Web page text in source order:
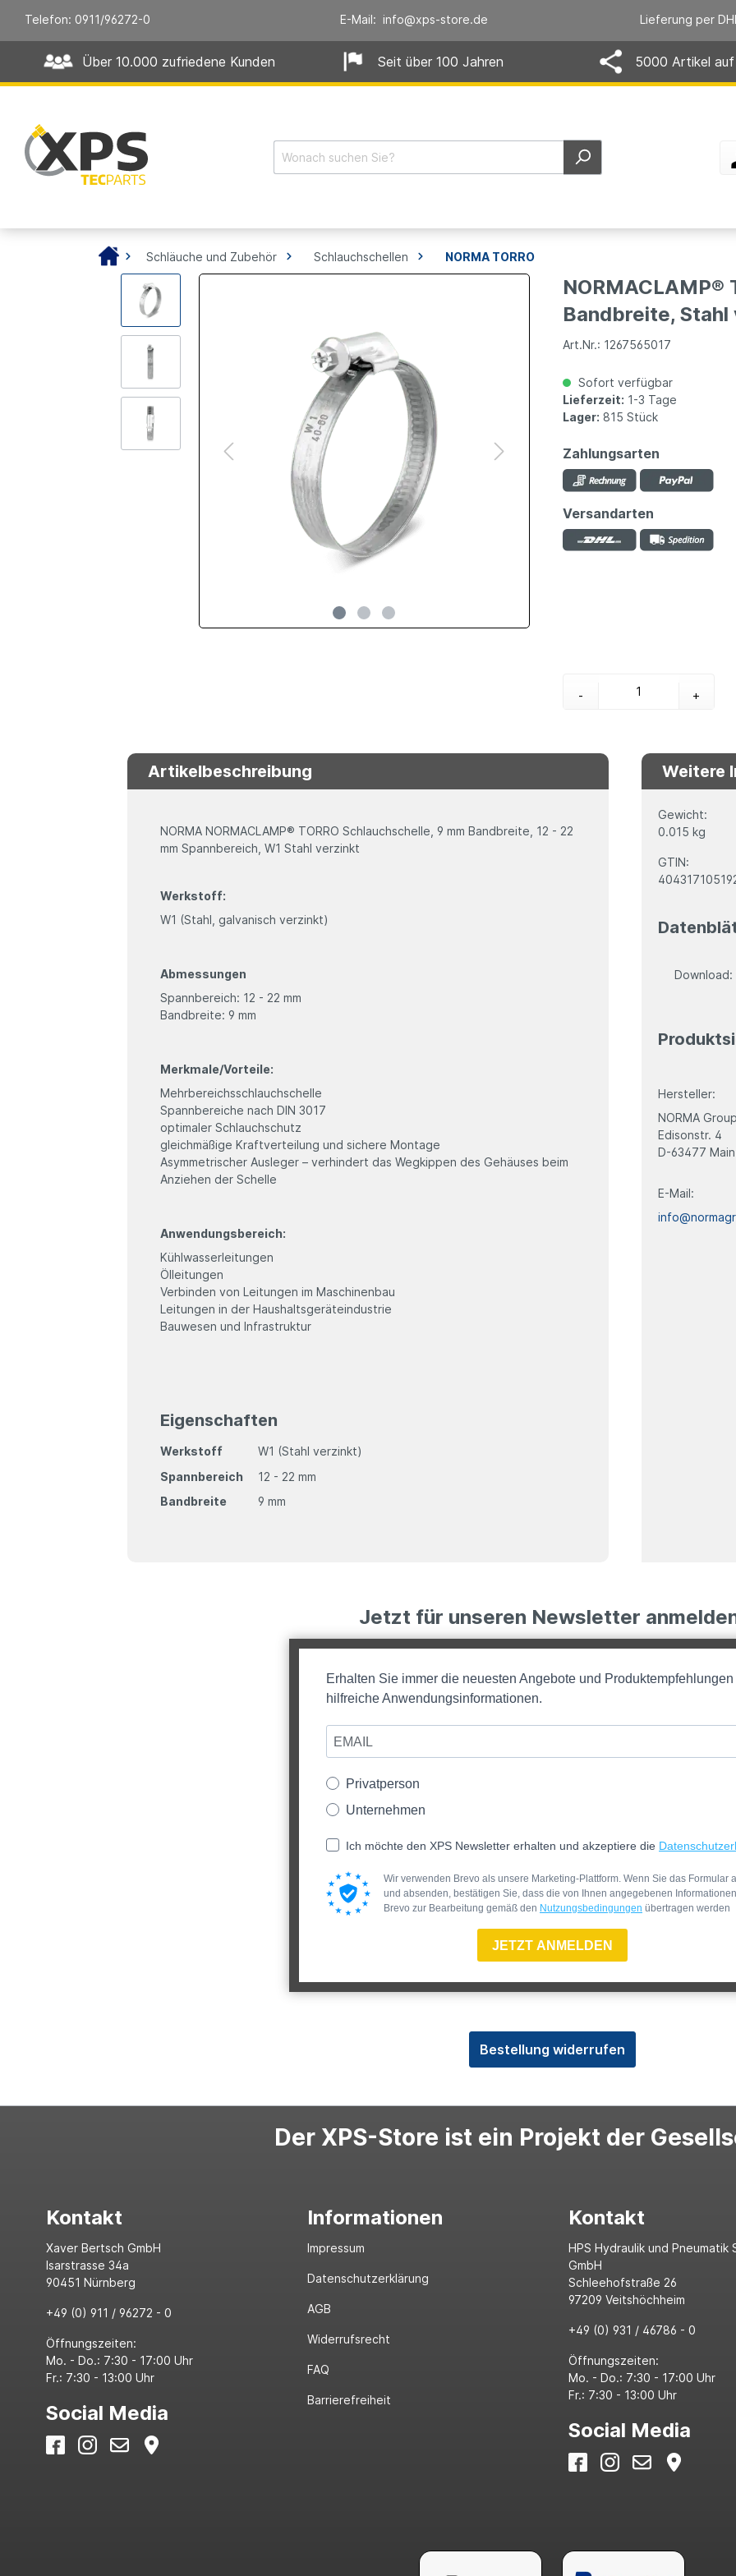
Telefon: 0911/96272-0 E-Mail: info@xps-store.de Lieferung per DHL
Über 10.000 zufriedene Kunden Seit über 100 Jahren 5000 Artikel auf
Schläuche und Zubehör Schlauchschellen NORMA TORRO
NORMACLAMP®
Bandbreite, Stahl
Art.Nr.: 1267565017
Sofort verfügbar
Lieferzeit: 1-3 Tage
Lager: 815 Stück
Zahlungsarten
Versandarten
- +
Artikelbeschreibung
NORMA NORMACLAMP® TORRO Schlauchschelle, 9 mm Bandbreite, 12 - 22
mm Spannbereich, W1 Stahl verzinkt
Werkstoff:
W1 (Stahl, galvanisch verzinkt)
Abmessungen
Spannbereich: 12 - 22 mm
Bandbreite: 9 mm
Merkmale/Vorteile:
Mehrbereichsschlauchschelle
Spannbereiche nach DIN 3017
optimaler Schlauchschutz
gleichmäßige Kraftverteilung und sichere Montage
Asymmetrischer Ausleger – verhindert das Wegkippen des Gehäuses beim
Anziehen der Schelle
Anwendungsbereich:
Kühlwasserleitungen
Ölleitungen
Verbinden von Leitungen im Maschinenbau
Leitungen in der Haushaltsgeräteindustrie
Bauwesen und Infrastruktur
Eigenschaften
Werkstoff
W1 (Stahl verzinkt)
Spannbereich
12 - 22 mm
Bandbreite
9 mm
Weitere
Gewicht:
0.015 kg
GTIN:
Download:
Hersteller:
NORMA
Edisonstr. 4
D-63477
E-Mail:
Jetzt für unseren Newsletter
Erhalten Sie immer die neuesten Angebote und
hilfreiche Anwendungsinformationen.
Privatperson
Unternehmen
Ich möchte den XPS Newsletter erhalten und akzeptiere die
Wir verwenden Brevo als unsere Marketing-Plattform. Wenn Sie das Formular
und absenden, bestätigen Sie, dass die von Ihnen angegebenen
Brevo zur Bearbeitung gemäß den Nutzungsbedingungen übertragen werden
JETZT ANMELDEN
Bestellung widerrufen
Der XPS-Store ist ein Projekt der
Kontakt
Xaver Bertsch GmbH
Isarstrasse 34a
90451 Nürnberg
+49 (0) 911 / 96272 - 0
Öffnungszeiten:
Mo. - Do.: 7:30 - 17:00 Uhr
Fr.: 7:30 - 13:00 Uhr
Social Media
Informationen
Impressum
Datenschutzerklärung
AGB
Widerrufsrecht
FAQ
Barrierefreiheit
Kontakt
HPS Hydraulik und Pneumatik
GmbH
Schleehofstraße 26
97209 Veitshöchheim
+49 (0) 931 / 46786 - 0
Öffnungszeiten:
Mo. - Do.: 7:30 - 17:00 Uhr
Fr.: 7:30 - 13:00 Uhr
Social Media